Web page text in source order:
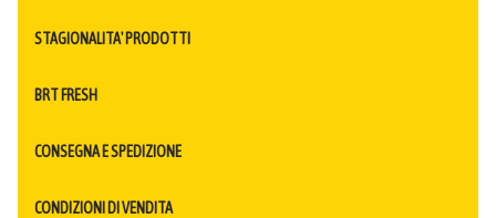
STAGIONALITA' PRODOTTI
BRT FRESH
CONSEGNA E SPEDIZIONE
CONDIZIONI DI VENDITA